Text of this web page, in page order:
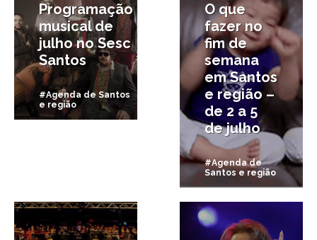
Programação
musical de
julho no Sesc
Santos
#Agenda de Santos
e região
O que
fazer no
fim de
semana
em Santos
e região –
de 2 a 5
de julho
#Agenda de
Santos e região
21/06/2015